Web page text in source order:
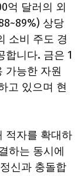
억 달러의 외
상당
소비 주도 경
합니다. 금은 1
가능한 자원
고 있으며 현
적자를 확대하
하는 동시에
신과 충돌합